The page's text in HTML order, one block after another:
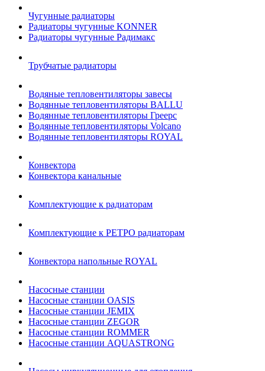
Чугунные радиаторы
Радиаторы чугунные KONNER
Радиаторы чугунные Радимакс
Трубчатые радиаторы
Водяные тепловентиляторы завесы
Водянные тепловентиляторы BALLU
Водянные тепловентиляторы Греерс
Водянные тепловентиляторы Volcano
Водянные тепловентиляторы ROYAL
Конвектора
Конвектора канальные
Комплектующие к радиаторам
Комплектующие к РЕТРО радиаторам
Конвектора напольные ROYAL
Насосные станции
Насосные станции OASIS
Насосные станции JEMIX
Насосные станции ZEGOR
Насосные станции ROMMER
Насосные станции AQUASTRONG